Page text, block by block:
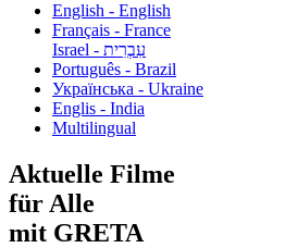
English - English
Français - France
עִבְרִית - Israel
Português - Brazil
Українська - Ukraine
Englis - India
Multilingual
Aktuelle Filme
für Alle
mit GRETA